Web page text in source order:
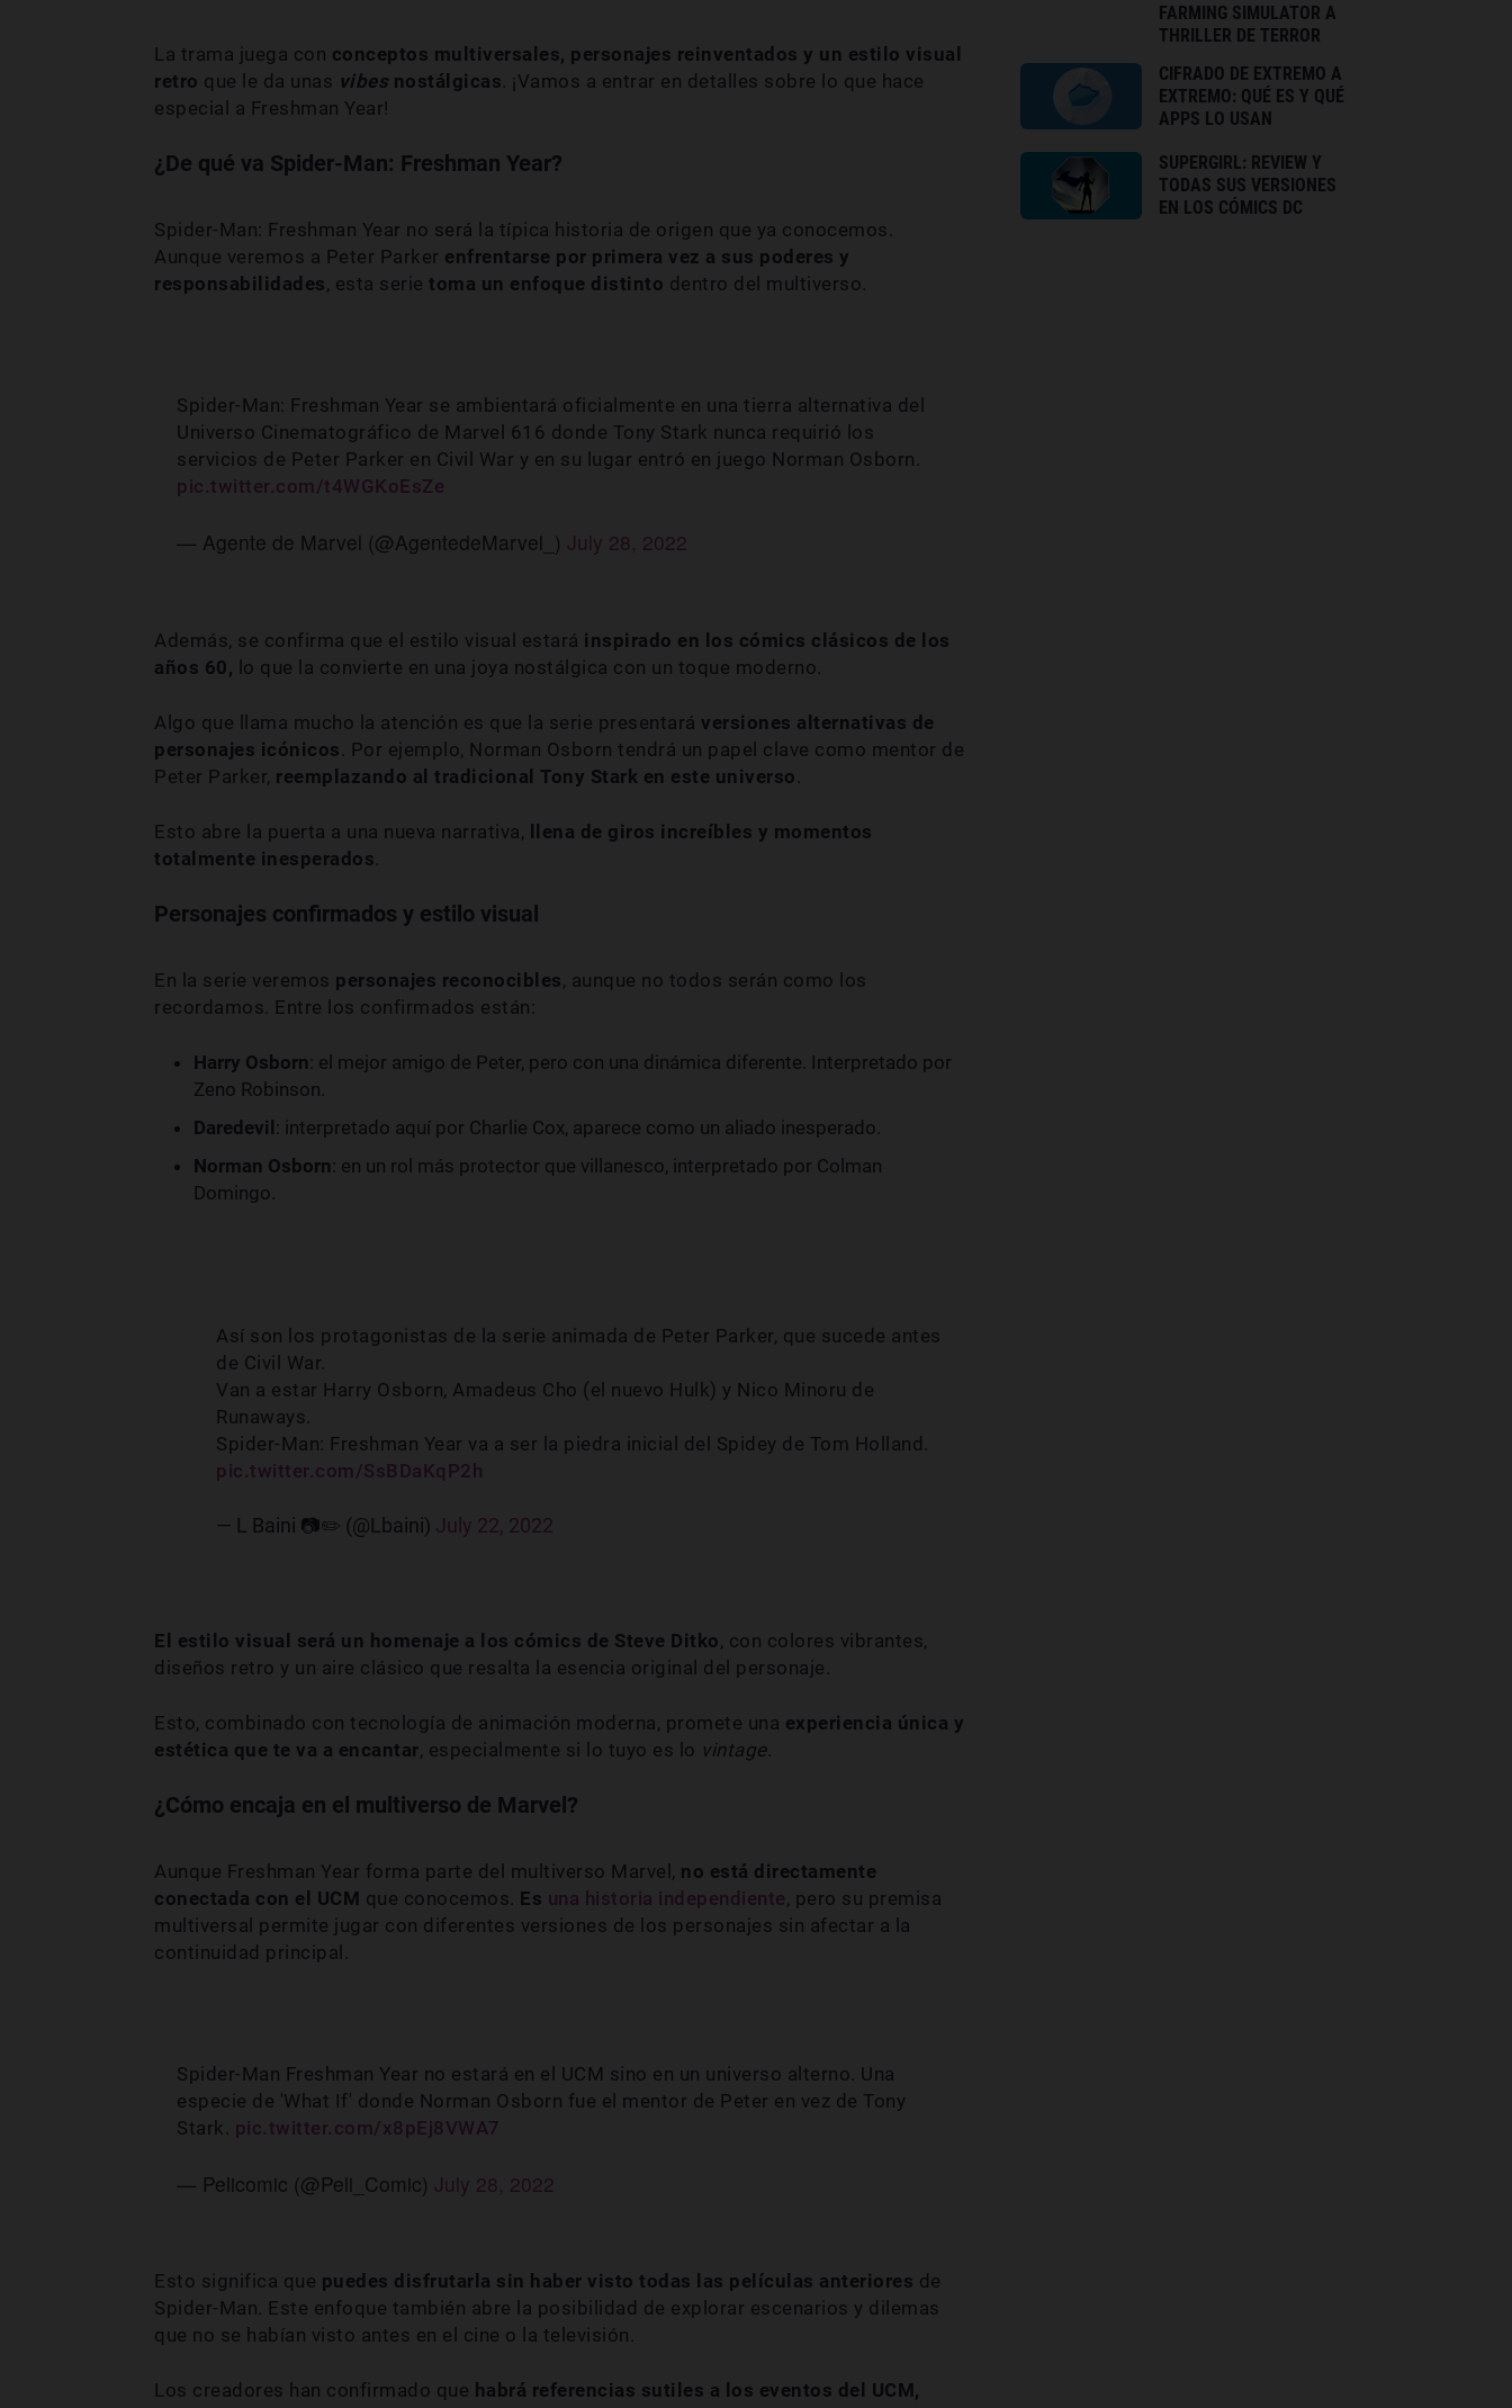
La trama juega con conceptos multiversales, personajes reinventados y un estilo visual
retro que le da unas vibes nostálgicas. ¡Vamos a entrar en detalles sobre lo que hace
especial a Freshman Year!
¿De qué va Spider-Man: Freshman Year?
Spider-Man: Freshman Year no será la típica historia de origen que ya conocemos.
Aunque veremos a Peter Parker enfrentarse por primera vez a sus poderes y
responsabilidades, esta serie toma un enfoque distinto dentro del multiverso.
Spider-Man: Freshman Year se ambientará oficialmente en una tierra alternativa del
Universo Cinematográfico de Marvel 616 donde Tony Stark nunca requirió los
servicios de Peter Parker en Civil War y en su lugar entró en juego Norman Osborn.
pic.twitter.com/t4WGKoEsZe
— Agente de Marvel‏ (@AgentedeMarvel_) July 28, 2022
Además, se confirma que el estilo visual estará inspirado en los cómics clásicos de los
años 60, lo que la convierte en una joya nostálgica con un toque moderno.
Algo que llama mucho la atención es que la serie presentará versiones alternativas de
personajes icónicos . Por ejemplo, Norman Osborn tendrá un papel clave como mentor de
Peter Parker, reemplazando al tradicional Tony Stark en este universo
Esto abre la puerta a una nueva narrativa, llena de giros increíbles y momentos
totalmente inesperados
Personajes confirmados y estilo visual
En la serie veremos personajes reconocibles, aunque no todos serán como los
recordamos. Entre los confirmados están:
Harry Osborn : el mejor amigo de Peter, pero con una dinámica diferente. Interpretado por
Zeno Robinson.
Daredevil : interpretado aquí por Charlie Cox, aparece como un aliado inesperado.
Norman Osborn : en un rol más protector que villanesco, interpretado por Colman
Domingo.
Así son los protagonistas de la serie animada de Peter Parker, que sucede antes
de Civil War.
Van a estar Harry Osborn, Amadeus Cho (el nuevo Hulk) y Nico Minoru de
Runaways.
Spider-Man: Freshman Year va a ser la piedra inicial del Spidey de Tom Holland.
pic.twitter.com/SsBDaKqP2h
— L Baini 📷✏️ (@Lbaini) July 22, 2022
El estilo visual será un homenaje a los cómics de Steve Ditko, con colores vibrantes,
diseños retro y un aire clásico que resalta la esencia original del personaje.
Esto, combinado con tecnología de animación moderna, promete una experiencia única y
estética que te va a encantar, especialmente si lo tuyo es lo vintage.
¿Cómo encaja en el multiverso de Marvel?
Aunque Freshman Year forma parte del multiverso Marvel, no está directamente
conectada con el UCM que conocemos. Es una historia independiente, pero su premisa
multiversal permite jugar con diferentes versiones de los personajes sin afectar a la
continuidad principal.
Spider-Man Freshman Year no estará en el UCM sino en un universo alterno. Una
especie de 'What If' donde Norman Osborn fue el mentor de Peter en vez de Tony
Stark. pic.twitter.com/x8pEj8VWA7
— Pelicomic (@Peli_Comic) July 28, 2022
Esto significa que puedes disfrutarla sin haber visto todas las películas anteriores de
Spider-Man. Este enfoque también abre la posibilidad de explorar escenarios y dilemas
que no se habían visto antes en el cine o la televisión.
Los creadores han confirmado que habrá referencias sutiles a los eventos del UCM,
FARMING SIMULATOR A
THRILLER DE TERROR
CIFRADO DE EXTREMO A
EXTREMO: QUÉ ES Y QUÉ
APPS LO USAN
SUPERGIRL: REVIEW Y
TODAS SUS VERSIONES
EN LOS CÓMICS DC